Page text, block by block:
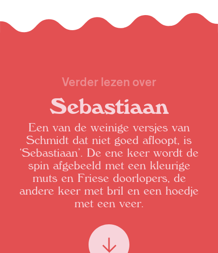
Verder lezen over
Sebastiaan
Een van de weinige versjes van
Schmidt dat niet goed afloopt, is
‘Sebastiaan’. De ene keer wordt de
spin afgebeeld met een kleurige
muts en Friese doorlopers, de
andere keer met bril en een hoedje
met een veer.